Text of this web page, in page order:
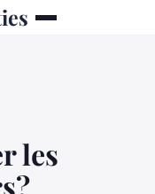
les